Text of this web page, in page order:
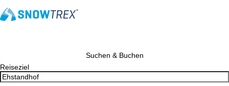
Suchen & Buchen
Reiseziel